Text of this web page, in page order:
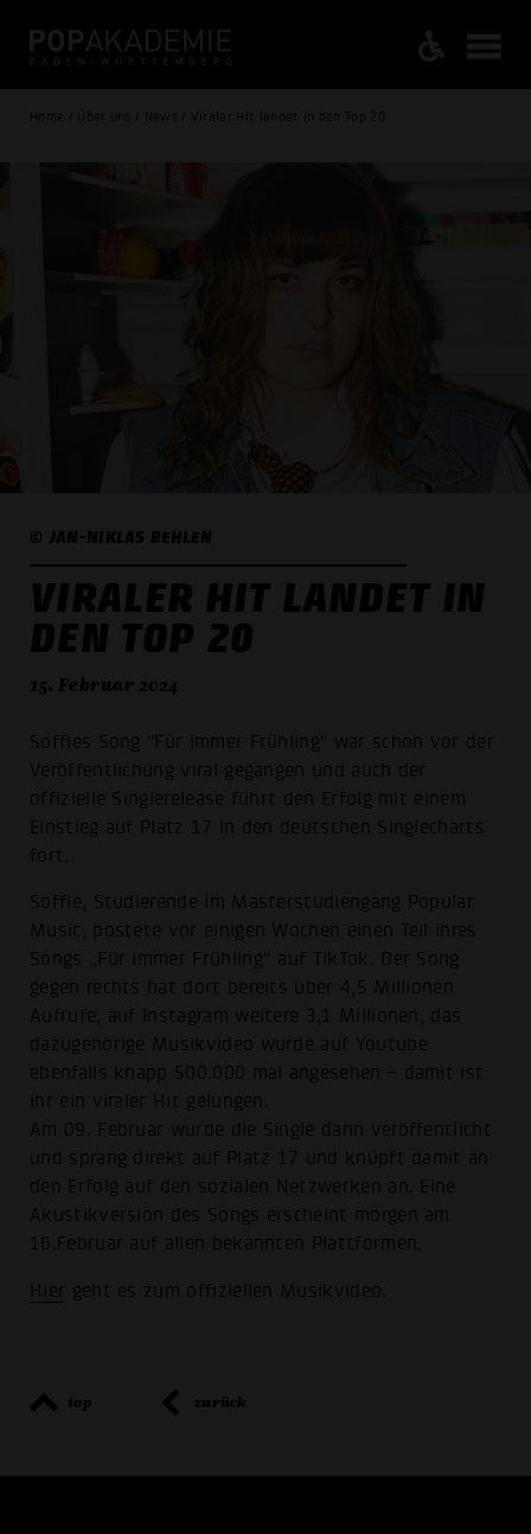
Home / Über uns / News / Viraler Hit landet in den Top 20
© JAN-NIKLAS BEHLEN
VIRALER HIT LANDET IN
DEN TOP 20
15. Februar 2024
Soffies Song "Für immer Frühling" war schon vor der
Veröffentlichung viral gegangen und auch der
offizielle Singlerelease führt den Erfolg mit einem
Einstieg auf Platz 17 in den deutschen Singlecharts
fort.
Soffie, Studierende im Masterstudiengang Popular
Music, postete vor einigen Wochen einen Teil ihres
Songs „Für immer Frühling“ auf TikTok. Der Song
gegen rechts hat dort bereits über 4,5 Millionen
Aufrufe, auf Instagram weitere 3,1 Millionen, das
dazugehörige Musikvideo wurde auf Youtube
ebenfalls knapp 500.000 mal angesehen – damit ist
ihr ein viraler Hit gelungen.
Am 09. Februar wurde die Single dann veröffentlicht
und sprang direkt auf Platz 17 und knüpft damit an
den Erfolg auf den sozialen Netzwerken an. Eine
Akustikversion des Songs erscheint morgen am
16.Februar auf allen bekannten Plattformen.
Hier geht es zum offiziellen Musikvideo.
top zurück